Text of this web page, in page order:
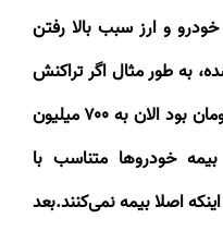
و ارز سبب بالا رفتن
به طور مثال اگر تراکنش
بود الان به۷۰۰میلیون
خودروها متناسب با
اصلا بیمه نمی‌کنند.بعد